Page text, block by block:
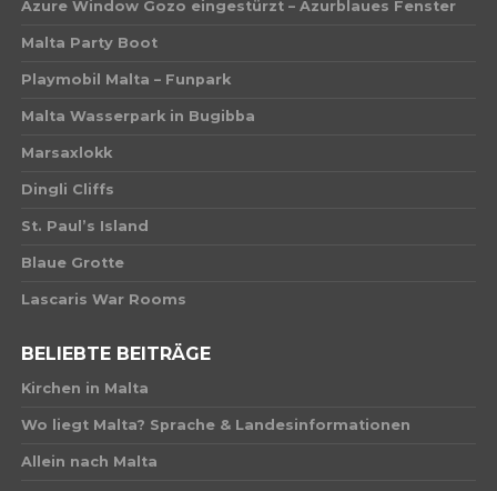
Azure Window Gozo eingestürzt – Azurblaues Fenster
Malta Party Boot
Playmobil Malta – Funpark
Malta Wasserpark in Bugibba
Marsaxlokk
Dingli Cliffs
St. Paul’s Island
Blaue Grotte
Lascaris War Rooms
BELIEBTE BEITRÄGE
Kirchen in Malta
Wo liegt Malta? Sprache & Landesinformationen
Allein nach Malta